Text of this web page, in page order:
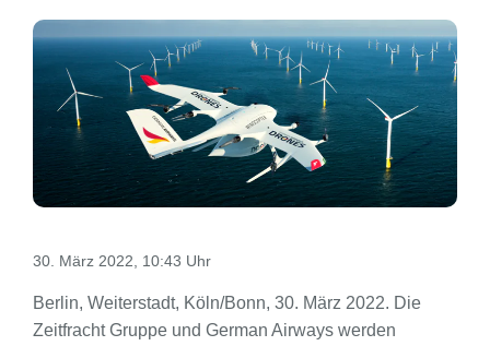
30. März 2022, 10:43 Uhr
Berlin, Weiterstadt, Köln/Bonn, 30. März 2022. Die
Zeitfracht Gruppe und German Airways werden